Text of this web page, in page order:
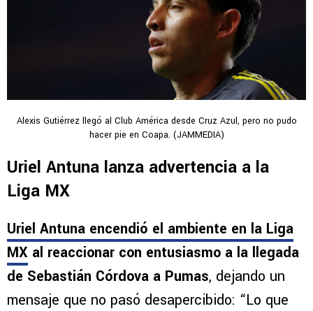
Alexis Gutiérrez llegó al Club América desde Cruz Azul, pero no pudo
hacer pie en Coapa. (JAMMEDIA)
Uriel Antuna lanza advertencia a la
Liga MX
Uriel Antuna encendió el ambiente en la Liga
MX al reaccionar con entusiasmo a la llegada
de Sebastián Córdova a Pumas, dejando un
mensaje que no pasó desapercibido: “Lo que